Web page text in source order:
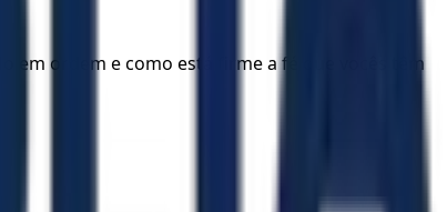
em ordem e como está firme a fé que vocês têm